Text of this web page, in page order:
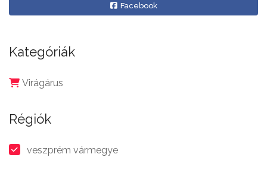
Facebook
Kategóriák
Virágárus
Régiók
veszprém vármegye